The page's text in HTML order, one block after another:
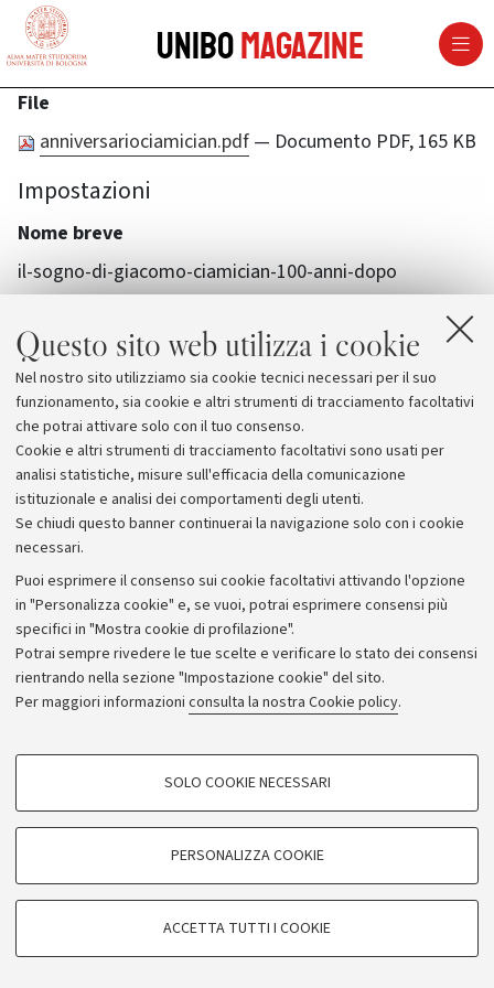
Questo sito web utilizza i cookie
Nel nostro sito utilizziamo sia cookie tecnici necessari per il suo
funzionamento, sia cookie e altri strumenti di tracciamento facoltativi
che potrai attivare solo con il tuo consenso.
Cookie e altri strumenti di tracciamento facoltativi sono usati per
analisi statistiche, misure sull'efficacia della comunicazione
istituzionale e analisi dei comportamenti degli utenti.
Se chiudi questo banner continuerai la navigazione solo con i cookie
necessari.
Puoi esprimere il consenso sui cookie facoltativi attivando l'opzione
in "Personalizza cookie" e, se vuoi, potrai esprimere consensi più
specifici in "Mostra cookie di profilazione".
Potrai sempre rivedere le tue scelte e verificare lo stato dei consensi
rientrando nella sezione "Impostazione cookie" del sito.
Per maggiori informazioni consulta la nostra Cookie policy.
COOKIE DI PROFILAZIONE - FACOLTATIVI
COOKIE TECNICI - NECESSARI
Si tratta di cookie tecnici utilizzati, a titolo esemplificativo, per il corretto
SOLO COOKIE NECESSARI
PERSONALIZZA COOKIE
ACCETTA TUTTI I COOKIE
vai al contenuto della pagina
UniboMagazine
File
anniversariociamician.pdf — Documento PDF, 165 KB
Impostazioni
Nome breve
il-sogno-di-giacomo-ciamician-100-anni-dopo
Archivio
Comunicati stampa
Redazione
Rassegna stampa
© Copyright 2026 - ALMA MATER STUDIORUM - Università di
Bologna - Via Zamboni, 33 - 40126 Bologna - PI: 01131710376 -
CF: 80007010376
Privacy
Note legali Impostazioni Cookie